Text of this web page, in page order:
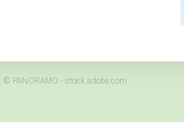
PANORAMO - stock.adobe.com